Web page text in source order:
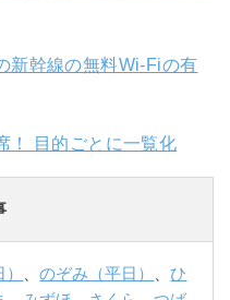
新幹線の無料Wi-Fiの有
！ 目的ごとに一覧化
、のぞみ（平日） 、ひ